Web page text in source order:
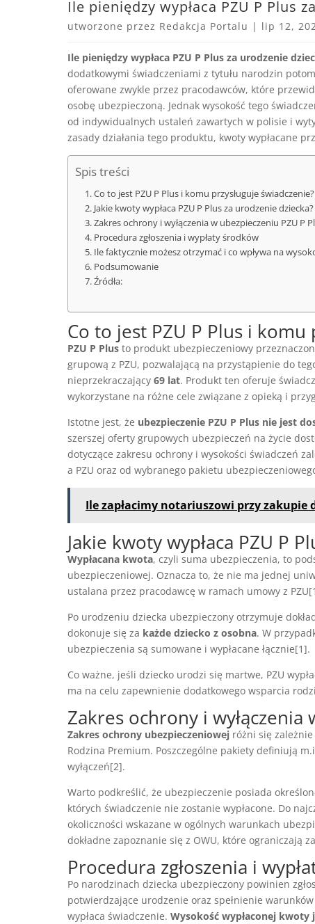
Ile pieniędzy wypłaca PZU P Plus
utworzone przez Redakcja Portalu | lip 12,
Ile pieniędzy wypłaca PZU P Plus za urodzenie
dodatkowymi świadczeniami z tytułu narodzin
oferowane zwykle przez pracodawców, które
osobę ubezpieczoną. Jednak wysokość tego
od indywidualnych ustaleń zawartych w polisie i
zasady działania tego produktu, kwoty wypłacane
Spis treści
Co to jest PZU P Plus i komu przysługuje świadczenie?
Jakie kwoty wypłaca PZU P Plus za urodzenie dziecka?
Zakres ochrony i wyłączenia w ubezpieczeniu PZU P
Procedura zgłoszenia i wypłaty środków
Ile faktycznie możesz otrzymać i co wpływa na
Podsumowanie
Źródła:
Co to jest PZU P Plus i komu
PZU P Plus to produkt ubezpieczeniowy
grupową z PZU, pozwalającą na przystąpienie do
nieprzekraczający 69 lat. Produkt ten oferuje
wykorzystane na różne cele związane z opieką i
Istotne jest, że ubezpieczenie PZU P Plus nie jest
szerszej oferty grupowych ubezpieczeń na życie
dotyczące zakresu ochrony i wysokości świadczeń
a PZU oraz od wybranego pakietu
Ile zapłacimy notariuszowi przy zakupie
Jakie kwoty wypłaca PZU P
Wypłacana kwota, czyli suma ubezpieczenia, to
ubezpieczeniowej. Oznacza to, że nie ma jednej
ustalana przez pracodawcę w ramach umowy z
Po urodzeniu dziecka ubezpieczony otrzymuje
dokonuje się za każde dziecko z osobna. W
ubezpieczenia są sumowane i wypłacane łącznie[1].
Co ważne, jeśli dziecko urodzi się martwe, PZU
ma na celu zapewnienie dodatkowego wsparcia
Zakres ochrony i wyłączenia
Zakres ochrony ubezpieczeniowej różni się
Rodzina Premium. Poszczególne pakiety definiują
wyłączeń[2].
Warto podkreślić, że ubezpieczenie posiada
których świadczenie nie zostanie wypłacone. Do
okoliczności wskazane w ogólnych warunkach
dokładne zapoznanie się z OWU, które ograniczają
Procedura zgłoszenia i
Po narodzinach dziecka ubezpieczony powinien
potwierdzające urodzenie oraz spełnienie
wypłaca świadczenie. Wysokość wypłaconej